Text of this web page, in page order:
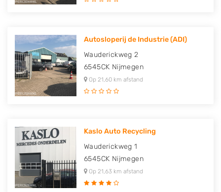
Autosloperij de Industrie (ADI)
Wauderickweg 2
6545CK Nijmegen
Op 21,60 km afstand
Kaslo Auto Recycling
Wauderickweg 1
6545CK Nijmegen
Op 21,63 km afstand